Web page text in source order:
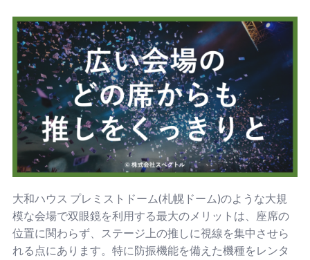
大和ハウス プレミストドーム(札幌ドーム)のような大規
模な会場で双眼鏡を利用する最大のメリットは、座席の
位置に関わらず、ステージ上の推しに視線を集中させら
れる点にあります。特に防振機能を備えた機種をレンタ